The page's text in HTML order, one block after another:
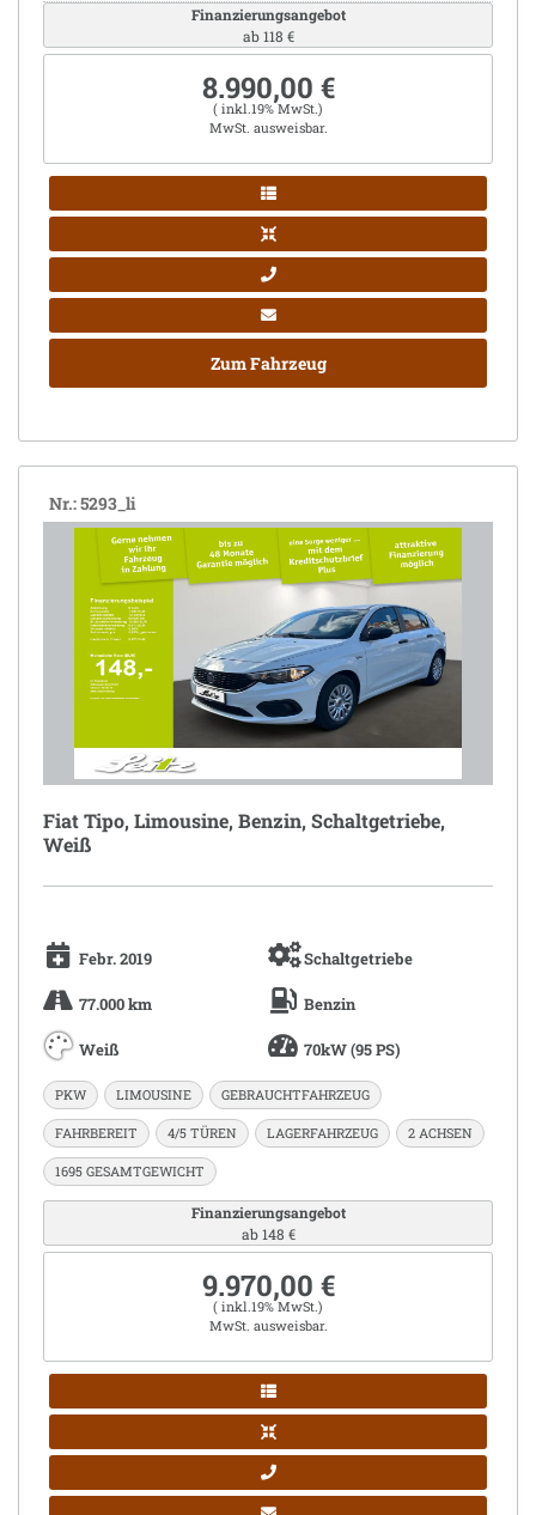
Finanzierungsangebot
ab 118 €
8.990,00 €
( inkl.19% MwSt.)
MwSt. ausweisbar.
Zum Fahrzeug
Nr.: 5293_li
Fiat Tipo, Limousine, Benzin, Schaltgetriebe,
Weiß
Febr. 2019 Schaltgetriebe
77.000 km Benzin
Weiß 70kW (95 PS)
PKW LIMOUSINE GEBRAUCHTFAHRZEUG
FAHRBEREIT 4/5 TÜREN LAGERFAHRZEUG 2 ACHSEN
1695 GESAMTGEWICHT
Finanzierungsangebot
ab 148 €
9.970,00 €
( inkl.19% MwSt.)
MwSt. ausweisbar.